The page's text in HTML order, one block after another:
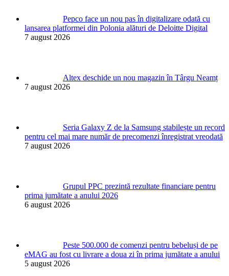
Pepco face un nou pas în digitalizare odată cu
lansarea platformei din Polonia alături de Deloitte Digital
7 august 2026
Altex deschide un nou magazin în Târgu Neamț
7 august 2026
Seria Galaxy Z de la Samsung stabilește un record
pentru cel mai mare număr de precomenzi înregistrat vreodată
7 august 2026
Grupul PPC prezintă rezultate financiare pentru
prima jumătate a anului 2026
6 august 2026
Peste 500.000 de comenzi pentru bebeluși de pe
eMAG au fost cu livrare a doua zi în prima jumătate a anului
5 august 2026